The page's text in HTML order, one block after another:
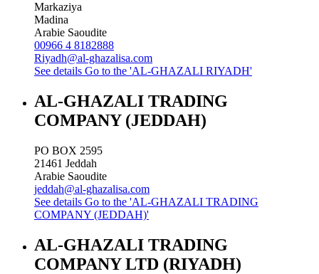
Markaziya
Madina
Arabie Saoudite
00966 4 8182888
Riyadh@al-ghazalisa.com
See details Go to the 'AL-GHAZALI RIYADH'
AL-GHAZALI TRADING
COMPANY (JEDDAH)
PO BOX 2595
21461 Jeddah
Arabie Saoudite
jeddah@al-ghazalisa.com
See details Go to the 'AL-GHAZALI TRADING
COMPANY (JEDDAH)'
AL-GHAZALI TRADING
COMPANY LTD (RIYADH)